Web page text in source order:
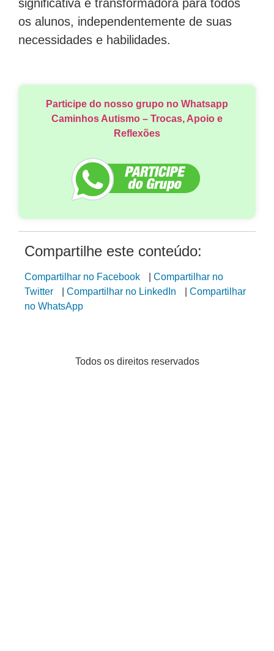
significativa e transformadora para todos
os alunos, independentemente de suas
necessidades e habilidades.
Participe do nosso grupo no Whatsapp
Caminhos Autismo – Trocas, Apoio e
Reflexões
Compartilhe este conteúdo:
Compartilhar no Facebook
Compartilhar no
Twitter
Compartilhar no LinkedIn
Compartilhar
no WhatsApp
Todos os direitos reservados